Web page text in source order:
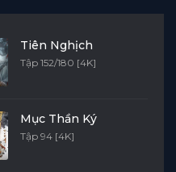
Tiên Nghịch
Tập 152/180 [4K]
Mục Thần Ký
Tập 94 [4K]